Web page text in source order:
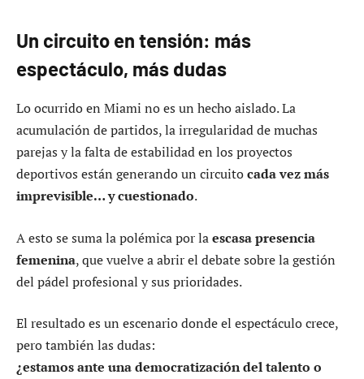
Un circuito en tensión: más
espectáculo, más dudas
Lo ocurrido en Miami no es un hecho aislado. La
acumulación de partidos, la irregularidad de muchas
parejas y la falta de estabilidad en los proyectos
deportivos están generando un circuitocada vez más
imprevisible… y cuestionado.
A esto se suma la polémica por laescasa presencia
femenina, que vuelve a abrir el debate sobre la gestión
del pádel profesional y sus prioridades.
El resultado es un escenario donde el espectáculo crece,
pero también las dudas:
¿estamos ante una democratización del talento o